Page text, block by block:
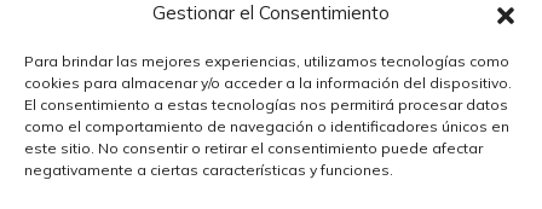
Gestionar el Consentimiento
Para brindar las mejores experiencias, utilizamos tecnologías como
cookies para almacenar y/o acceder a la información del dispositivo.
El consentimiento a estas tecnologías nos permitirá procesar datos
como el comportamiento de navegación o identificadores únicos en
este sitio. No consentir o retirar el consentimiento puede afectar
negativamente a ciertas características y funciones.